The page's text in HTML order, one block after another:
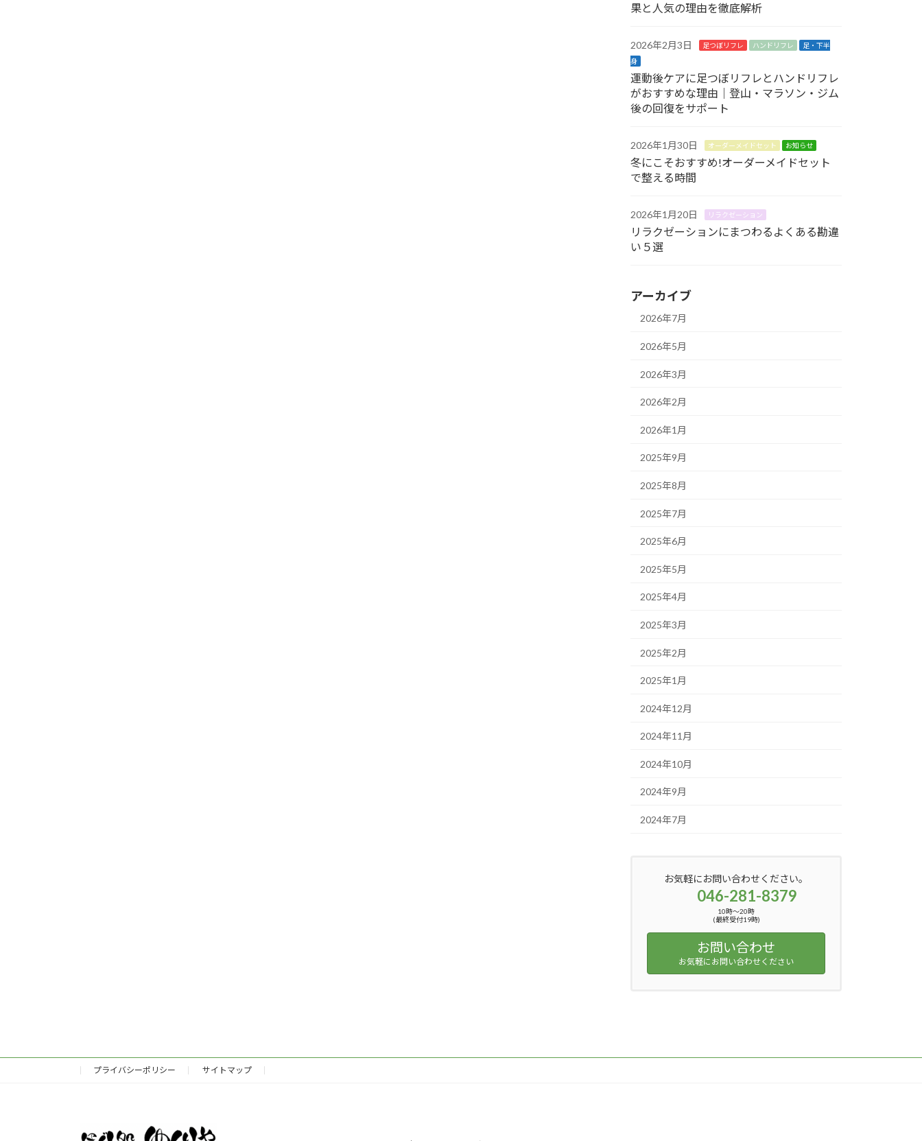
果と人気の理由を徹底解析
2026年2月3日 足つぼリフレ ハンドリフレ
足・下半
身
運動後ケアに足つぼリフレとハンドリフレ
がおすすめな理由｜登山・マラソン・ジム
後の回復をサポート
2026年1月30日 オーダーメイドセット お知らせ
冬にこそおすすめ!オーダーメイドセット
で整える時間
2026年1月20日 リラクゼーション
リラクゼーションにまつわるよくある勘違
い５選
アーカイブ
2026年7月
2026年5月
2026年3月
2026年2月
2026年1月
2025年9月
2025年8月
2025年7月
2025年6月
2025年5月
2025年4月
2025年3月
2025年2月
2025年1月
2024年12月
2024年11月
2024年10月
2024年9月
2024年7月
お気軽にお問い合わせください。
046-281-8379
10時〜20時
(最終受付19時)
お問い合わせ
お気軽にお問い合わせください
プライバシーポリシー サイトマップ